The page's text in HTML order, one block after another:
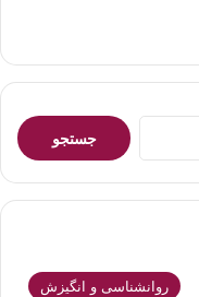
جستجو
برای:
روانشناسی و انگیزش